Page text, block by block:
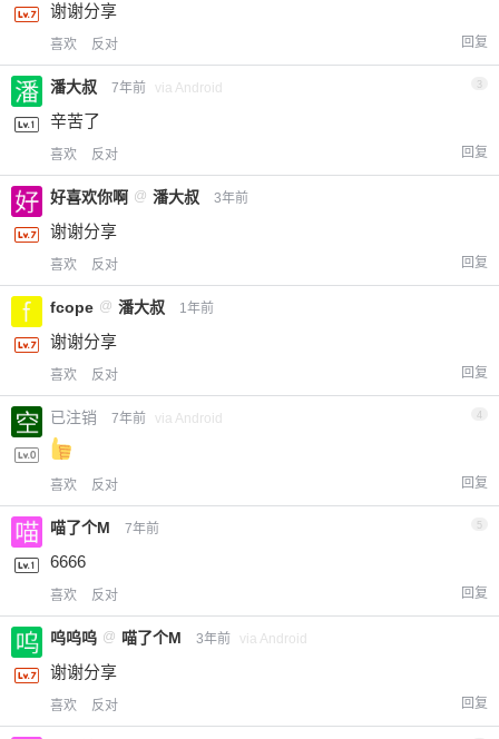
谢谢分享
喜欢 反对 回复
潘大叔 7年前 via Android 3
辛苦了
喜欢 反对 回复
好喜欢你啊 @ 潘大叔 3年前
谢谢分享
喜欢 反对 回复
fcope @ 潘大叔 1年前
谢谢分享
喜欢 反对 回复
已注销 7年前 via Android 4
喜欢 反对 回复
喵了个M 7年前 5
6666
喜欢 反对 回复
呜呜呜 @ 喵了个M 3年前 via Android
谢谢分享
喜欢 反对 回复